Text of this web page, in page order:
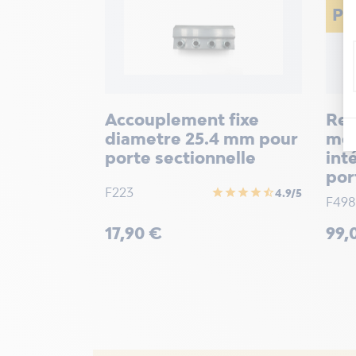
Accouplement fixe
diametre 25.4 mm pour
porte sectionnelle
F223 star star star star star_half4.9/5
Prix
17,90 €
F498
Prix